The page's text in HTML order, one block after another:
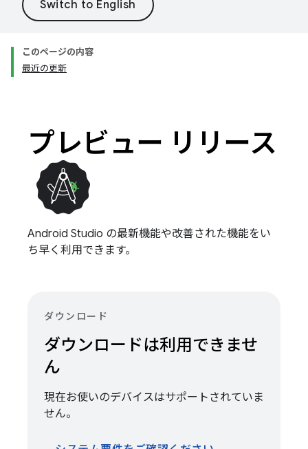
このページの内容
最近の更新
プレビュー リリース
Android Studio の最新機能や改善された機能をい
ち早く利用できます。
ダウンロード
ダウンロードは利用できませ
ん
現在お使いのデバイスはサポートされていま
せん。